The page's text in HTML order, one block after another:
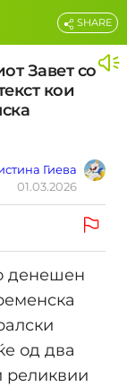
Завет со
кои
Гиева
01.03.2026
SHARE
денешен
од два
реликвии